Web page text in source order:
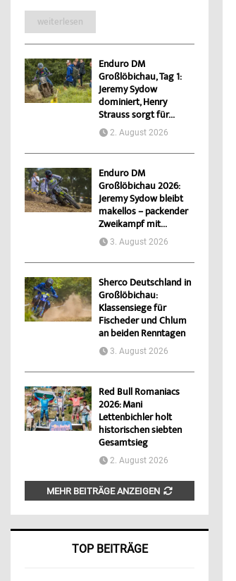
weiterlesen
Enduro DM
Großlöbichau, Tag 1:
Jeremy Sydow
dominiert, Henry
Strauss sorgt für...
2. August 2026
Enduro DM
Großlöbichau 2026:
Jeremy Sydow bleibt
makellos – packender
Zweikampf mit...
3. August 2026
Sherco Deutschland in
Großlöbichau:
Klassensiege für
Fischeder und Chlum
an beiden Renntagen
3. August 2026
Red Bull Romaniacs
2026: Mani
Lettenbichler holt
historischen siebten
Gesamtsieg
2. August 2026
MEHR BEITRÄGE ANZEIGEN
TOP BEITRÄGE